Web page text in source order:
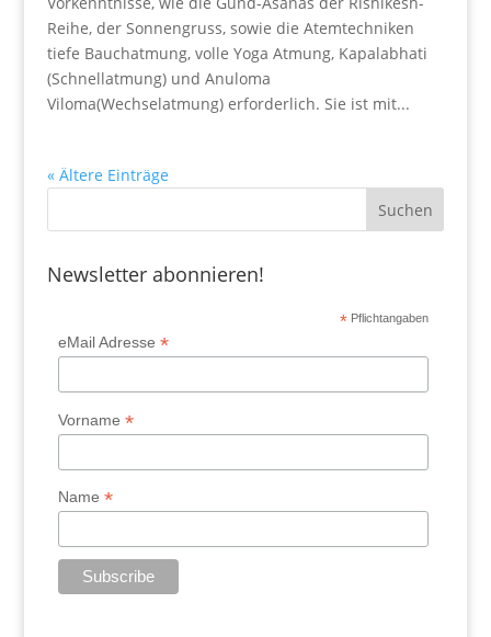
Reihe, der Sonnengruss, sowie die Atemtechniken
tiefe Bauchatmung, volle Yoga Atmung, Kapalabhati
(Schnellatmung) und Anuloma
Viloma(Wechselatmung) erforderlich. Sie ist mit...
« Ältere Einträge
Newsletter abonnieren!
* Pflichtangaben
eMail Adresse*
Vorname*
Name*